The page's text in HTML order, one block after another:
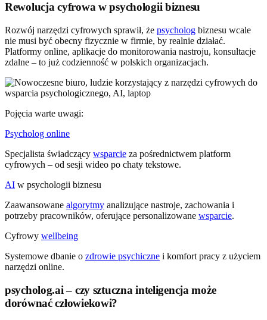
Rewolucja cyfrowa w psychologii biznesu
Rozwój narzędzi cyfrowych sprawił, że psycholog biznesu wcale
nie musi być obecny fizycznie w firmie, by realnie działać.
Platformy online, aplikacje do monitorowania nastroju, konsultacje
zdalne – to już codzienność w polskich organizacjach.
Pojęcia warte uwagi:
Psycholog online
Specjalista świadczący wsparcie za pośrednictwem platform
cyfrowych – od sesji wideo po chaty tekstowe.
AI w psychologii biznesu
Zaawansowane algorytmy analizujące nastroje, zachowania i
potrzeby pracowników, oferujące personalizowane wsparcie.
Cyfrowy wellbeing
Systemowe dbanie o zdrowie psychiczne i komfort pracy z użyciem
narzędzi online.
psycholog.ai – czy sztuczna inteligencja może
dorównać człowiekowi?